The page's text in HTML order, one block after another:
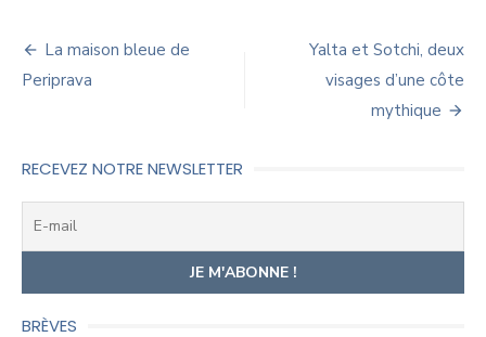
Navigation
de
La maison bleue de
Periprava
Yalta et Sotchi, deux
visages d’une côte
mythique
RECEVEZ NOTRE NEWSLETTER
BRÈVES